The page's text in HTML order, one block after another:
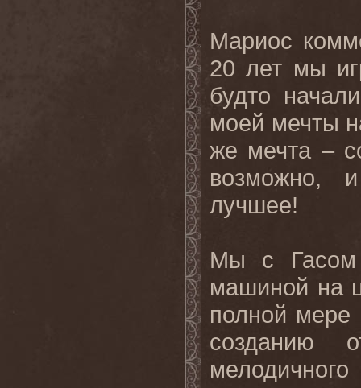
Мариос
20 лет мы
будто
моей мечты
же мечта –
возможно,
лучшее!
Мы с Гасом
машиной на
полной мере
созданию